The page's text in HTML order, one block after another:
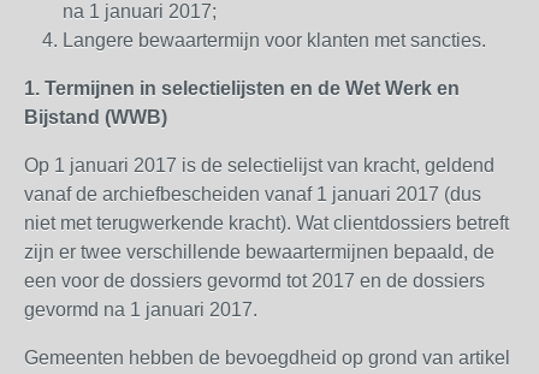
na 1 januari 2017;
Langere bewaartermijn voor klanten met sancties.
1. Termijnen in selectielijsten en de Wet Werk en
Bijstand (WWB)
Op 1 januari 2017 is de selectielijst van kracht, geldend
vanaf de archiefbescheiden vanaf 1 januari 2017 (dus
niet met terugwerkende kracht). Wat clientdossiers betreft
zijn er twee verschillende bewaartermijnen bepaald, de
een voor de dossiers gevormd tot 2017 en de dossiers
gevormd na 1 januari 2017.
Gemeenten hebben de bevoegdheid op grond van artikel